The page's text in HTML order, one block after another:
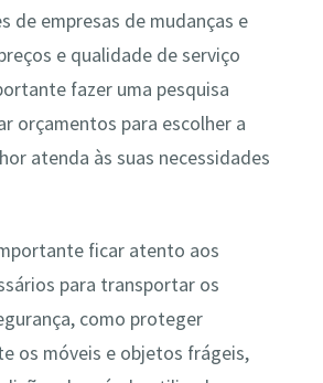
de empresas de mudanças e
e qualidade de serviço
fazer uma pesquisa
orçamentos para escolher a
atenda às suas necessidades
ficar atento aos
para transportar os
como proteger
os móveis e objetos frágeis,